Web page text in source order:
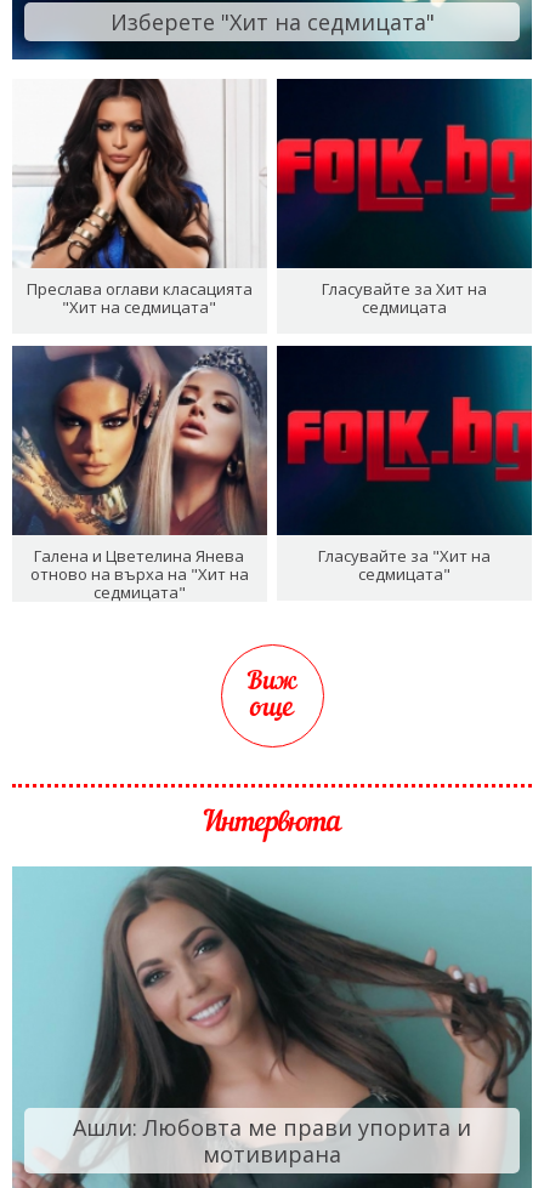
Изберете "Хит на седмицата"
Преслава оглави класацията
"Хит на седмицата"
Гласувайте за Хит на
седмицата
Галена и Цветелина Янева
отново на върха на "Хит на
седмицата"
Гласувайте за "Хит на
седмицата"
Виж
още
Интервюта
Ашли: Любовта ме прави упорита и
мотивирана